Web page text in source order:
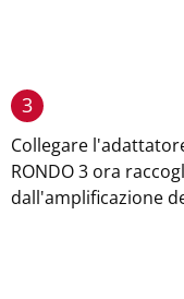
3
Collegare
RONDO 3 ora
dall'amplificazione